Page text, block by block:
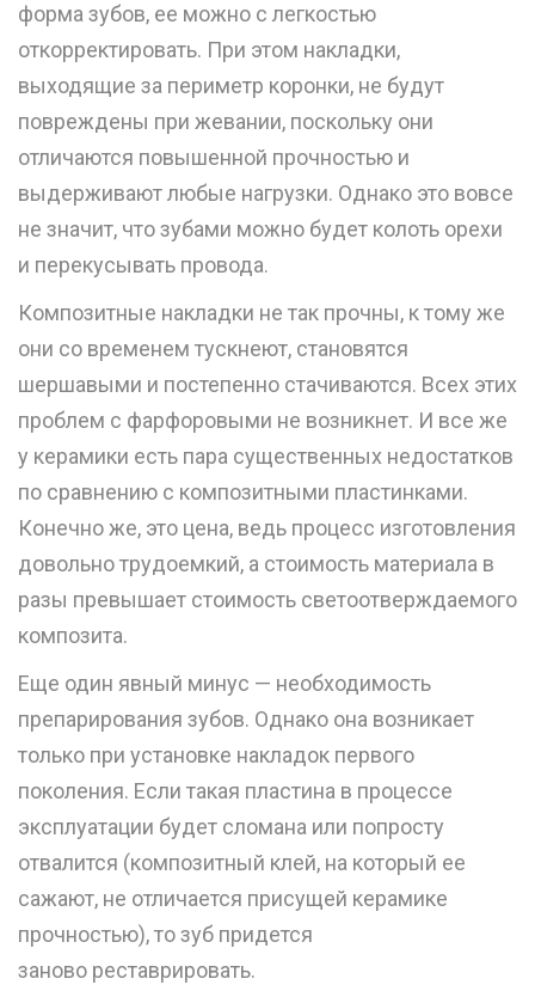
форма зубов, ее можно с легкостью
откорректировать. При этом накладки,
выходящие за периметр коронки, не будут
повреждены при жевании, поскольку они
отличаются повышенной прочностью и
выдерживают любые нагрузки. Однако это вовсе
не значит, что зубами можно будет колоть орехи
и перекусывать провода.
Композитные накладки не так прочны, к тому же
они со временем тускнеют, становятся
шершавыми и постепенно стачиваются. Всех этих
проблем с фарфоровыми не возникнет. И все же
у керамики есть пара существенных недостатков
по сравнению с композитными пластинками.
Конечно же, это цена, ведь процесс изготовления
довольно трудоемкий, а стоимость материала в
разы превышает стоимость светоотверждаемого
композита.
Еще один явный минус — необходимость
препарирования зубов. Однако она возникает
только при установке накладок первого
поколения. Если такая пластина в процессе
эксплуатации будет сломана или попросту
отвалится (композитный клей, на который ее
сажают, не отличается присущей керамике
прочностью), то зуб придется
заново реставрировать.